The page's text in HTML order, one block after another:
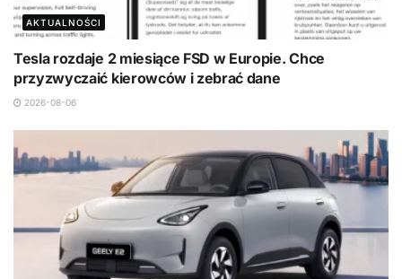
AKTUALNOŚCI
Tesla rozdaje 2 miesiące FSD w Europie. Chce
przyzwyczaić kierowców i zebrać dane
2026-08-06